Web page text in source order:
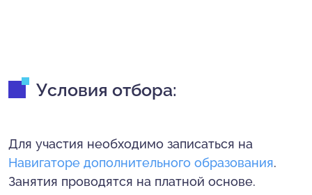
Условия отбора:
Для участия необходимо записаться на
Навигаторе дополнительного образования.
Занятия проводятся на платной основе.